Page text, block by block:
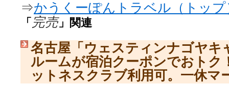
⇒かうくーぽんトラベル（トップ
「 完売」関連
名古屋「ウェスティンナゴヤキ
ルームが宿泊クーポンでおトク
ットネスクラブ利用可。一休マ